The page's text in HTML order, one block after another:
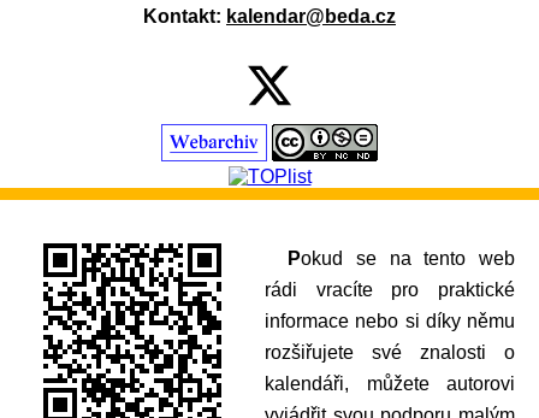
Kontakt: kalendar@beda.cz
Pokud se na tento web
rádi vracíte pro praktické
informace nebo si díky němu
rozšiřujete své znalosti o
kalendáři, můžete autorovi